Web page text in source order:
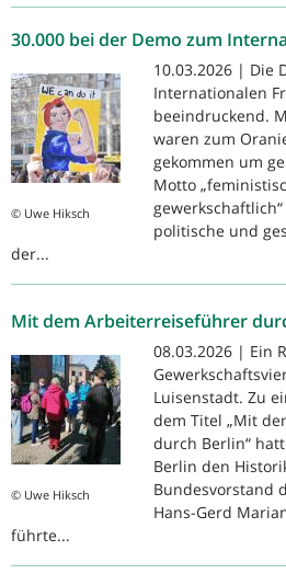
30.000 bei der Demo zum
© Uwe Hiksch
10.03.2026 | Die
Internationalen
beeindruckend.
waren zum
gekommen um
Motto
politische und
der...
Mit dem Arbeiterreiseführer
© Uwe Hiksch
08.03.2026 | Ein
Luisenstadt. Zu
dem Titel „Mit
durch Berlin“
Berlin den
Bundesvorstand
Hans-Gerd
führte...